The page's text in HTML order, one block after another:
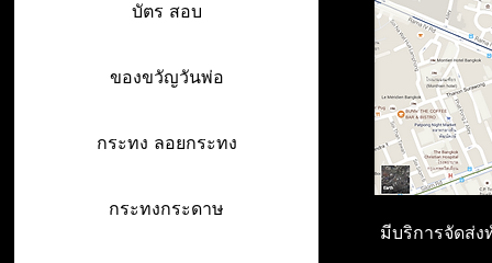
บัตร สอบ
ของขวัญวันพ่อ
กระทง ลอยกระทง
กระทงกระดาษ
มีบริการจัดส่ง